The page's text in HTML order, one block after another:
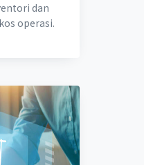
dan
operasi.